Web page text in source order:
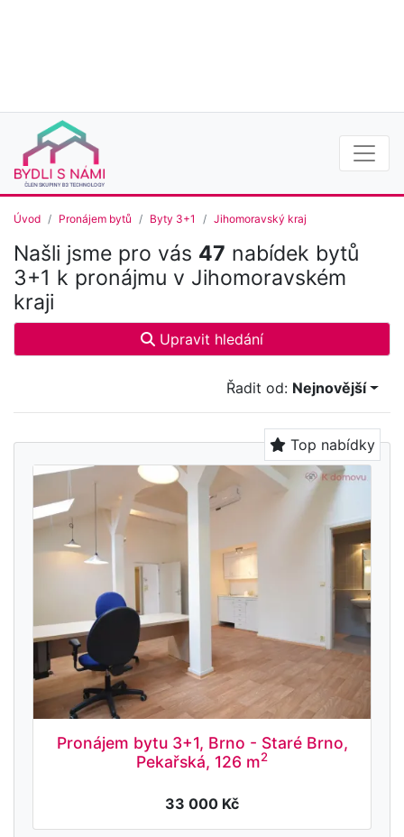
Úvod Pronájem bytů Byty 3+1 Jihomoravský kraj
Našli jsme pro vás 47 nabídek bytů
3+1 k pronájmu v Jihomoravském
kraji
Upravit hledání
Řadit od: Nejnovější
Top nabídky
Pronájem bytu 3+1, Brno - Staré Brno,
Pekařská, 126 m2
33 000 Kč